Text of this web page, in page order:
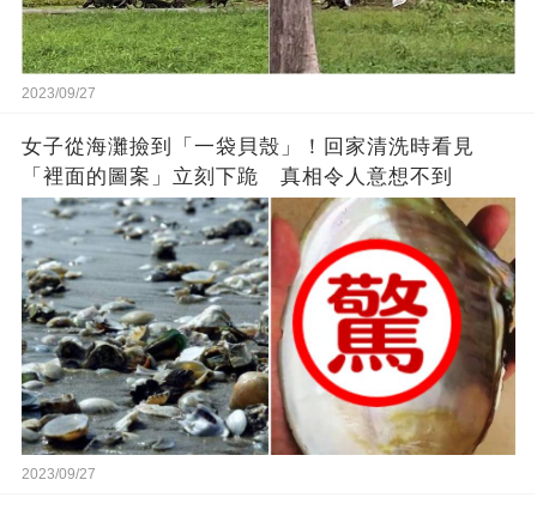
2023/09/27
女子從海灘撿到「一袋貝殼」！回家清洗時看見
「裡面的圖案」立刻下跪 真相令人意想不到
2023/09/27